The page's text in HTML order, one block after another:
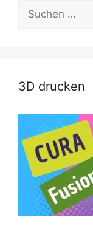
nach:
3D drucken